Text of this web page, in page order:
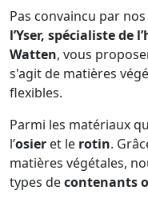
Pas convaincu par
l’Yser, spécialiste de
Watten, vous
s'agit de matières
flexibles.
Parmi les matériaux
l’osier et le rotin.
matières végétales,
types decontenants